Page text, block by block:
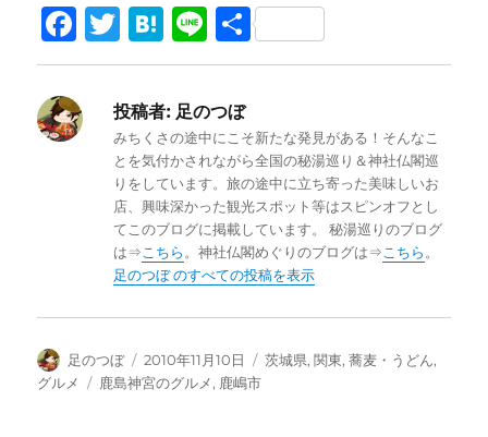
F
a
c
e
T
w
it
te
r
H
at
e
n
a
Li
n
共
有
投稿者: 足のつぼ
みちくさの途中にこそ新たな発見がある！そんなこ
とを気付かされながら全国の秘湯巡り＆神社仏閣巡
りをしています。旅の途中に立ち寄った美味しいお
店、興味深かった観光スポット等はスピンオフとし
てこのブログに掲載しています。 秘湯巡りのブログ
は⇒こちら。神社仏閣めぐりのブログは⇒こちら。
足のつぼ のすべての投稿を表示
投
稿
足のつぼ
投
稿
2010年11月10日
カ
茨城県,関東,蕎麦・うどん,
グルメ
タ
鹿島神宮のグルメ, 鹿嶋市